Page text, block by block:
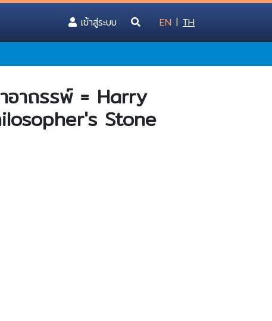
เข้าสู่ระบบ(current) EN | TH
อาถรรพ์ = Harry
Stone